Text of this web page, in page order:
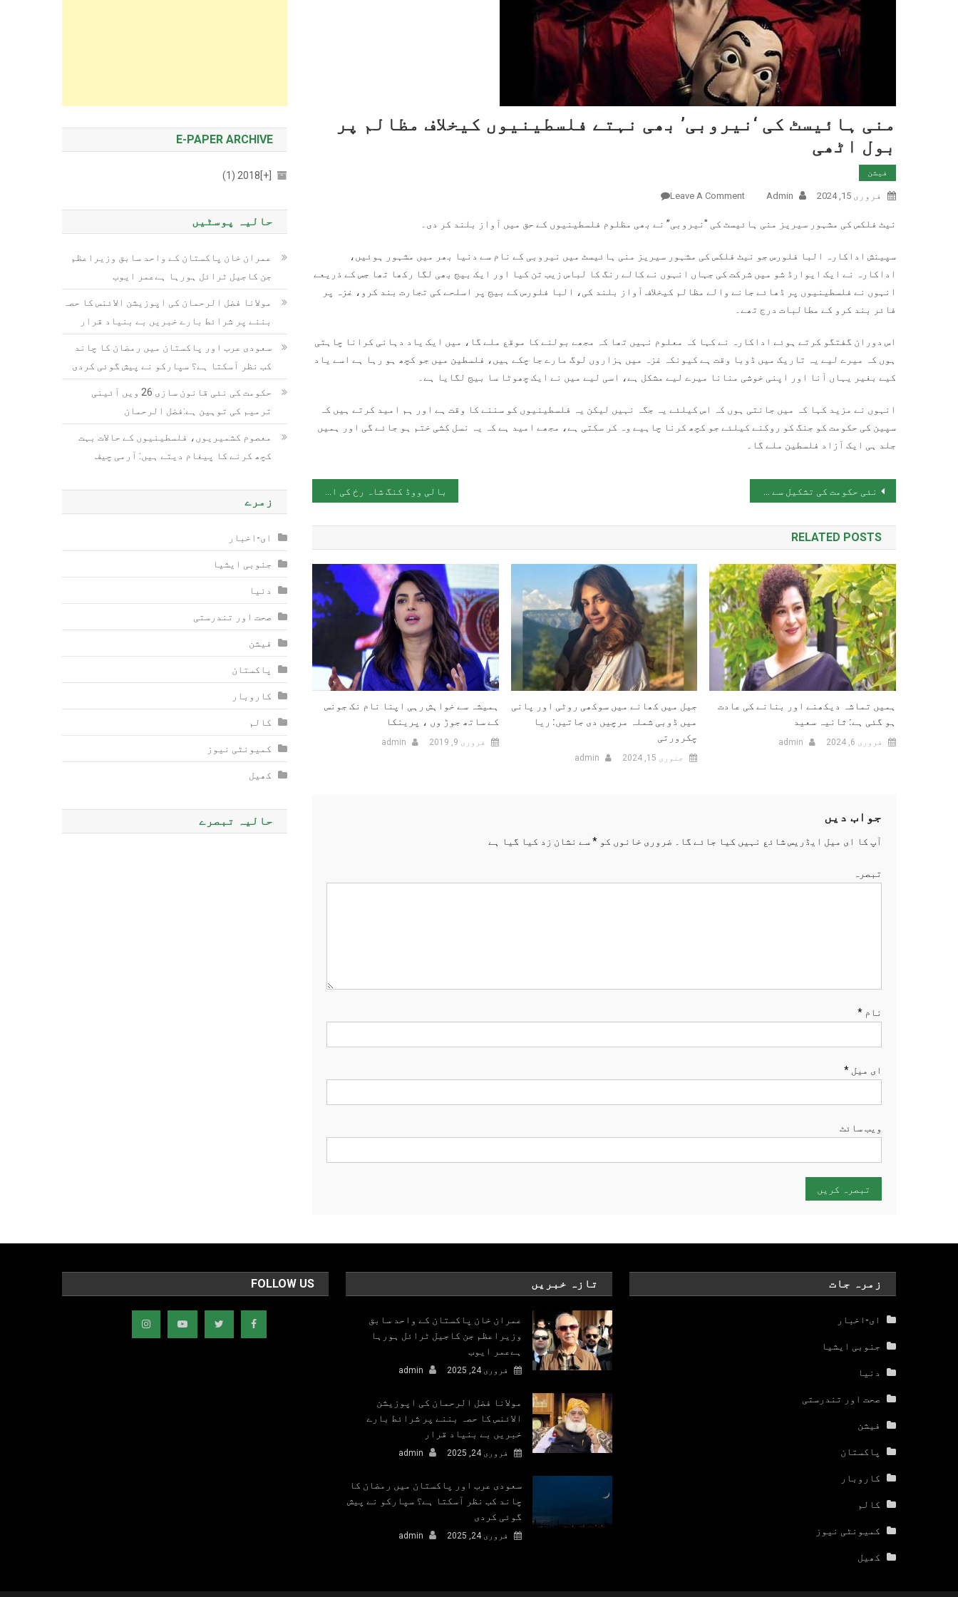
منی ہائیسٹ کی ‘نیروبی’ بھی نہتے فلسطینیوں کیخلاف مظالم پر
بول اٹھی
فیشن
فروری 15, 2024 Admin
Leave A Comment
نیٹ فلکس کی مشہور سیریز منی ہائیسٹ کی "نیروبی” نے بھی مظلوم فلسطینیوں کے حق میں آواز بلند کر دی۔
سپینش اداکارہ البا فلورس جو نیٹ فلکس کی مشہور سیریز منی ہائیسٹ میں نیروبی کے نام سے دنیا بھر میں مشہور ہوئیں،
اداکارہ نے ایک ایوارڈ شو میں شرکت کی جہاں انہوں نے کالے رنگ کا لباس زیب تن کیا اور ایک بیج بھی لگا رکھا تھا جس کے ذریعے
انہوں نے فلسطینیوں پر ڈھائے جانے والے مظالم کیخلاف آواز بلند کی، البا فلورس کے بیج پر اسلحے کی تجارت بند کرو، غزہ پر
فائر بند کرو کے مطالبات درج تھے۔
اس دوران گفتگو کرتے ہوئے اداکارہ نے کہا کہ معلوم نہیں تھا کہ مجھے بولنے کا موقع ملے گا، میں ایک یاد دہانی کرانا چاہتی
ہوں کہ میرے لیے یہ تاریک میں ڈوبا وقت ہے کیونکہ غزہ میں ہزاروں لوگ مارے جا چکے ہیں، فلسطین میں جو کچھ ہو رہا ہے اسے یاد
کیے بغیر یہاں آنا اور اپنی خوشی منانا میرے لیے مشکل ہے، اسی لیے میں نے ایک چھوٹا سا بیج لگایا ہے۔
انہوں نے مزید کہا کہ میں جانتی ہوں کہ اس کیلئے یہ جگہ نہیں لیکن یہ فلسطینیوں کو سننے کا وقت ہے اور ہم امید کرتے ہیں کہ
سپین کی حکومت کو جنگ کو روکنے کیلئے جو کچھ کرنا چاہیے وہ کر سکتی ہے، مجھے امید ہے کہ یہ نسل کشی ختم ہو جائے گی اور ہمیں
جلد ہی ایک آزاد فلسطین ملے گا۔
پوسٹوں کی نیویگیشن
نئی حکومت کی تشکیل سے قبل ہی عوام پر پٹرول بم گرانے کی تیاری
RELATED POSTS
ہمیں تماشہ دیکھنے اور بنانے کی عادت
ہو گئی ہے: ثانیہ سعید
فروری 6, 2024 admin
جیل میں کھانے میں سوکھی روٹی اور پانی
میں ڈوبی شملہ مرچیں دی جاتیں: ریا
چکرورتی
جنوری 15, 2024 admin
ہمیشہ سے خواہش رہی اپنا نام نک جونس
کے ساتھ جوڑ وں ، پرینکا
فروری 9, 2019 admin
جواب دیں
آپ کا ای میل ایڈریس شائع نہیں کیا جائے گا۔ ضروری خانوں کو *سے نشان زد کیا گیا ہے
تبصرہ
نام *
ای میل *
ویب‌ سائٹ
E-PAPER ARCHIVE
[+]
2018 (1)
حالیہ پوسٹیں
عمران خان پاکستان کے واحد سابق وزیراعظم
جن کاجیل ٹرائل ہورہا ہےعمر ایوب
مولانا فضل الرحمان کی اپوزیشن الائنس کا حصہ
بننے پر شرائط بارے خبریں بے بنیاد قرار
سعودی عرب اور پاکستان میں رمضان کا چاند
کب نظر آسکتا ہے؟ سپارکو نے پیش گوئی کردی
حکومت کی نئی قانون سازی 26 ویں آئینی
ترمیم کی توہین ہے:فضل الرحمان
معصوم کشمیریوں، فلسطینیوں کے حالات بہت
کچھ کرنے کا پیغام دیتے ہیں: آرمی چیف
زمرے
ای-اخبار
جنوبی ایشیا
دنیا
صحت اور تندرستی
فیشن
پاکستان
کاروبار
کالم
کمیونٹی نیوز
کھیل
حالیہ تبصرے
زمرہ جات
ای-اخبار
جنوبی ایشیا
دنیا
صحت اور تندرستی
فیشن
پاکستان
کاروبار
کالم
کمیونٹی نیوز
کھیل
تازہ خبریں
عمران خان پاکستان کے واحد سابق
وزیراعظم جن کاجیل ٹرائل ہورہا
ہےعمر ایوب
فروری 24, 2025 admin
مولانا فضل الرحمان کی اپوزیشن
الائنس کا حصہ بننے پر شرائط بارے
خبریں بے بنیاد قرار
فروری 24, 2025 admin
سعودی عرب اور پاکستان میں رمضان کا
چاند کب نظر آسکتا ہے؟ سپارکو نے پیش
گوئی کردی
فروری 24, 2025 admin
FOLLOW US